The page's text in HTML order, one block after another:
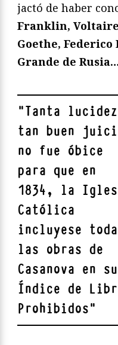
jactó de haber
Franklin,
Goethe,
Grande de
"Tanta
tan buen
no fue óbice
para que en
1834, la
Católica
incluyese
las obras de
Casanova en su
Índice de
Prohibidos"